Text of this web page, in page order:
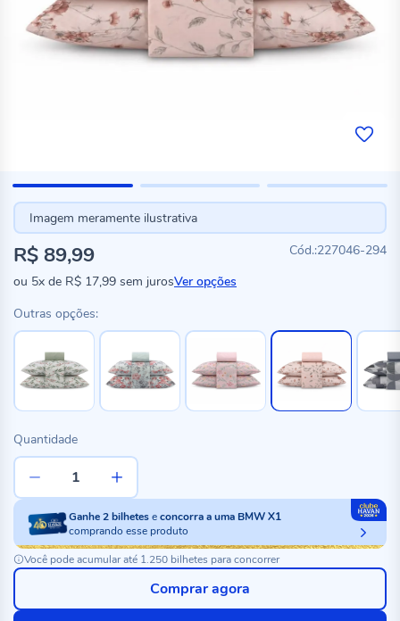
Imagem meramente ilustrativa
227046-294
R$ 89,99
ou 5x de R$ 17,99 sem jurosVer opções
Outras opções:
Quantidade
Ganhe2bilheteseconcorra a uma BMW X1
comprando esse produto
Você pode acumular até 1.250 bilhetes para concorrer
Comprar agora